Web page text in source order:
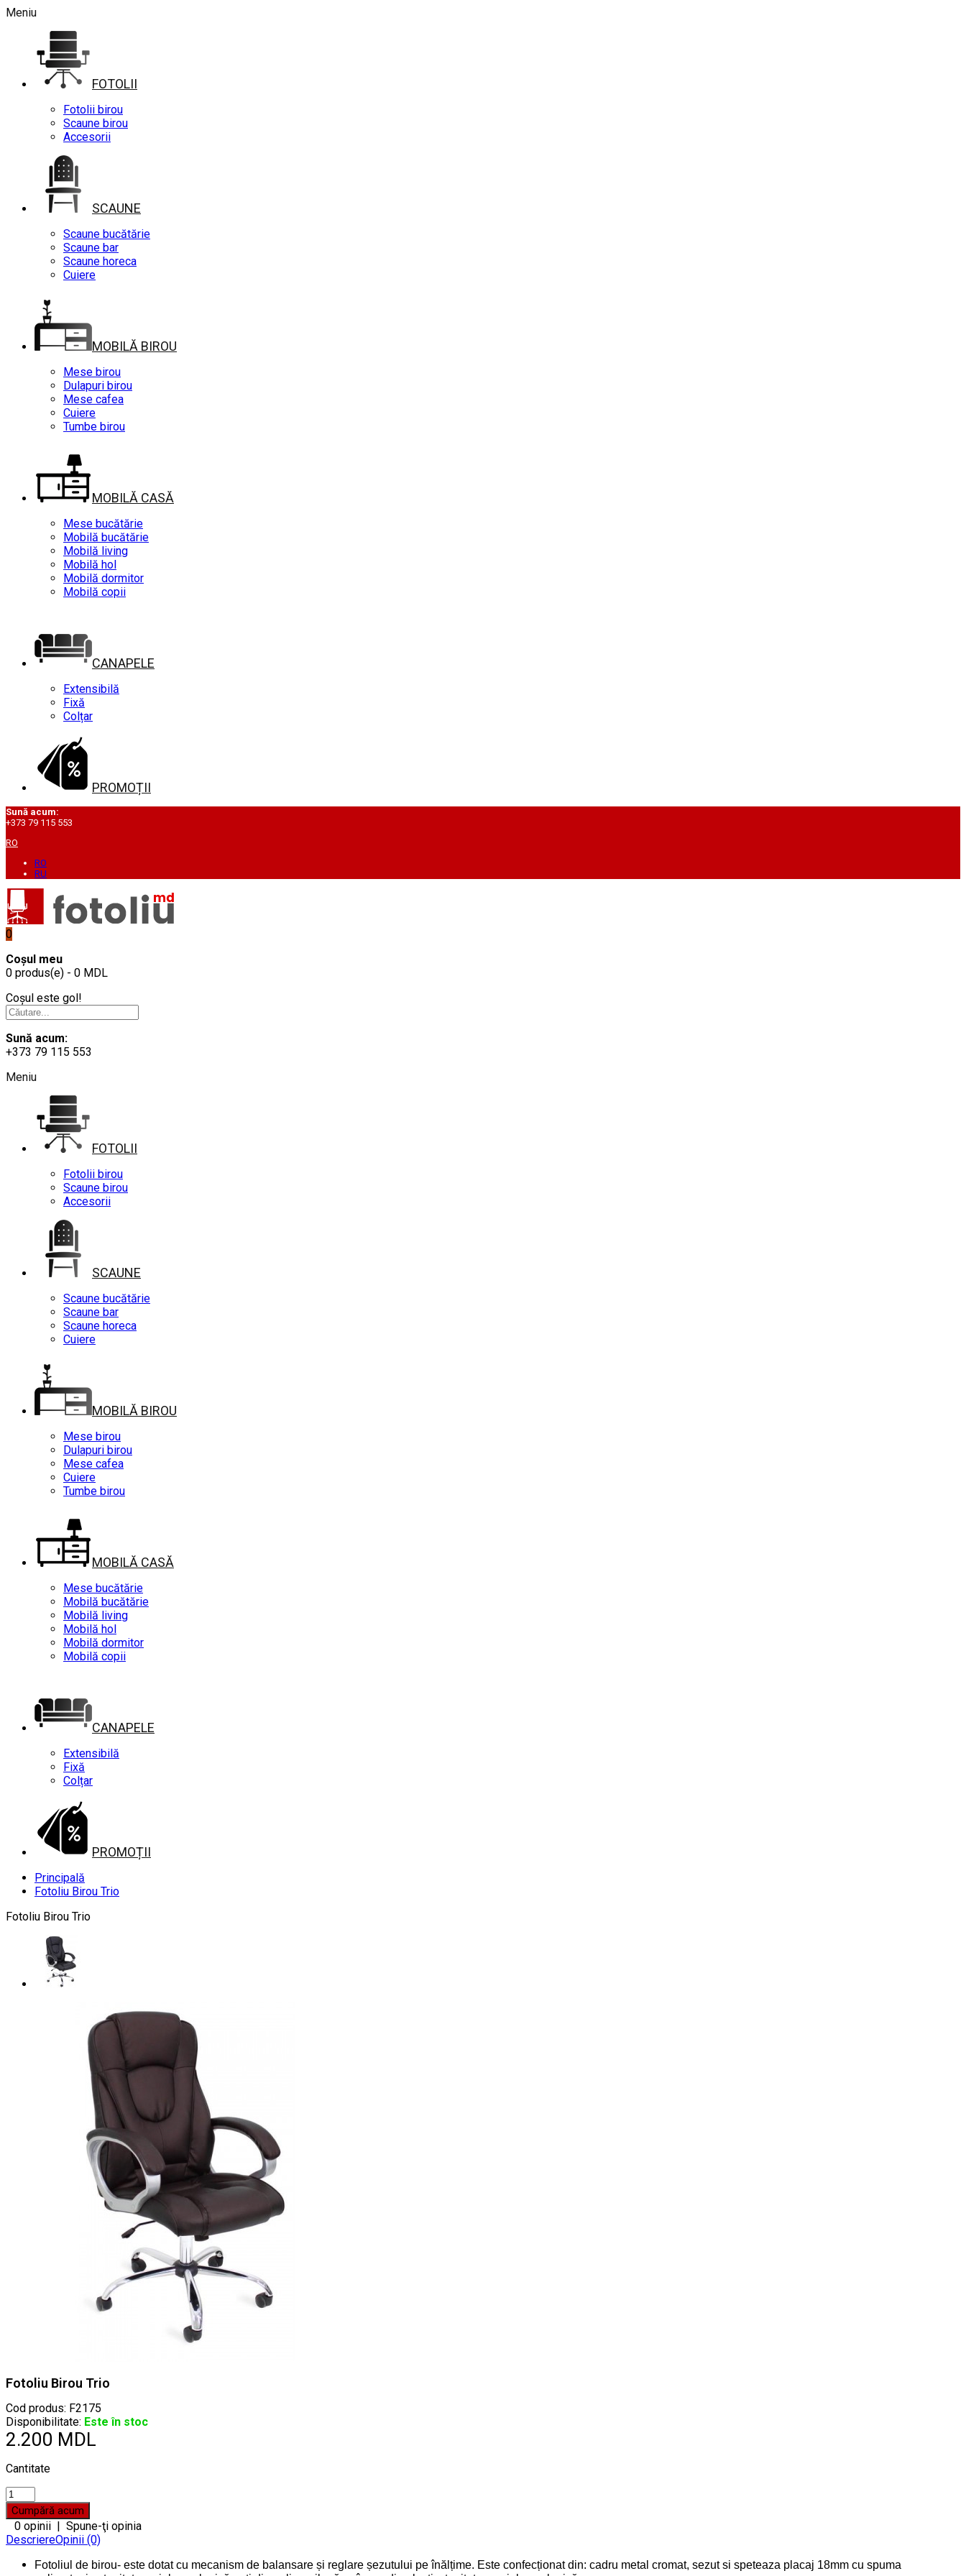
Meniu
FOTOLII
Fotolii birou
Scaune birou
Accesorii
SCAUNE
Scaune bucătărie
Scaune bar
Scaune horeca
Cuiere
MOBILĂ BIROU
Mese birou
Dulapuri birou
Mese cafea
Cuiere
Tumbe birou
MOBILĂ CASĂ
Mese bucătărie
Mobilă bucătărie
Mobilă living
Mobilă hol
Mobilă dormitor
Mobilă copii
CANAPELE
Extensibilă
Fixă
Colțar
PROMOȚII
Sună acum:
+373 79 115 553
RO
RO
RU
0
Coșul meu
0 produs(e) - 0 MDL
Coșul este gol!
Sună acum:
+373 79 115 553
Meniu
FOTOLII
Fotolii birou
Scaune birou
Accesorii
SCAUNE
Scaune bucătărie
Scaune bar
Scaune horeca
Cuiere
MOBILĂ BIROU
Mese birou
Dulapuri birou
Mese cafea
Cuiere
Tumbe birou
MOBILĂ CASĂ
Mese bucătărie
Mobilă bucătărie
Mobilă living
Mobilă hol
Mobilă dormitor
Mobilă copii
CANAPELE
Extensibilă
Fixă
Colțar
PROMOȚII
Principală
Fotoliu Birou Trio
Fotoliu Birou Trio
Fotoliu Birou Trio
Cod produs: F2175
Disponibilitate: Este în stoc
2.200 MDL
Cantitate
0 opinii | Spune-ţi opinia
DescriereOpinii (0)
Fotoliul de birou- este dotat cu mecanism de balansare și reglare șezutului pe înălțime. Este confecționat din: cadru metal cromat, sezut si speteaza placaj 18mm cu spuma